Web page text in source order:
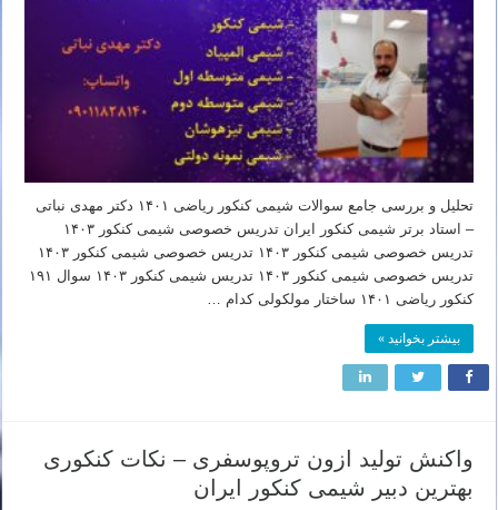
تحلیل و بررسی جامع سوالات شیمی کنکور ریاضی ۱۴۰۱ دکتر مهدی نباتی
– استاد برتر شیمی کنکور ایران تدریس خصوصی شیمی کنکور ۱۴۰۳
تدریس خصوصی شیمی کنکور ۱۴۰۳ تدریس خصوصی شیمی کنکور ۱۴۰۳
تدریس خصوصی شیمی کنکور ۱۴۰۳ تدریس شیمی کنکور ۱۴۰۳ سوال ۱۹۱
کنکور ریاضی ۱۴۰۱ ساختار مولکولی کدام …
بیشتر بخوانید »
واکنش تولید ازون تروپوسفری – نکات کنکوری
بهترین دبیر شیمی کنکور ایران